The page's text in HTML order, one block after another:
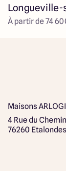
Longueville-
À partir de 74
Maisons
4 Rue du
76260 Etalondes